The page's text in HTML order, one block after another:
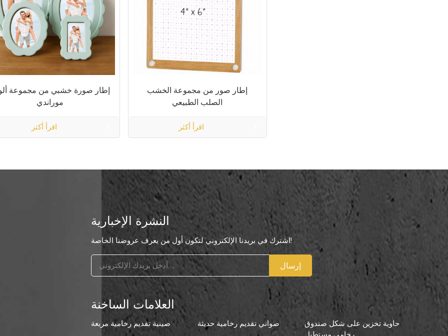
إطار صورة خشبي من مجموعة
موراندي
اقرأ أكثر
إطار صور من مجموعة الخشب
الصلب الطبيعي
اقرأ أكثر
النشرة الإخبارية
اشترك في بريدنا الإلكتروني لتكون أول من يعرف عروضنا الخاصة!
إرسال
العلامات الساخنة
صينية تقديم رخامية مربعة صواني تقديم رخامية حديثة
حاوية تخزين على شكل صندوق